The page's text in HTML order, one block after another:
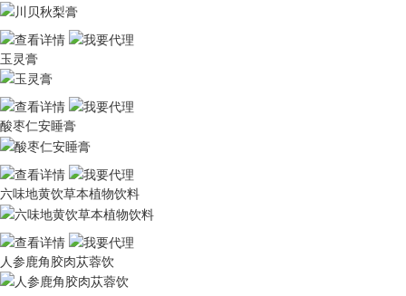
玉灵膏
酸枣仁安睡膏
六味地黄饮草本植物饮料
人参鹿角胶肉苁蓉饮